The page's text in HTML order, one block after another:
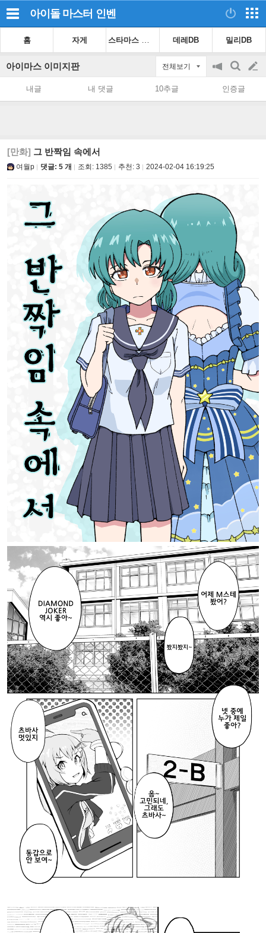
아이돌 마스터 인벤
홈 자게 데레DB 밀리DB
아이마스 이미지판 전체보기
공
on/off
검
색
글
쓰
내글 내 댓글 10추글 인증글
[만화] 그 반짝임 속에서
여월p 댓글: 5 개 조회: 1385 추천: 3 2024-02-04 16:19:25